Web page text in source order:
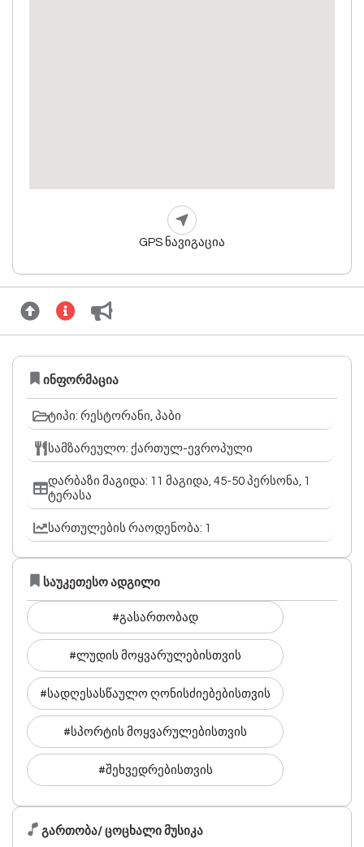
GPS ნავიგაცია
ინფორმაცია
ტიპი: რესტორანი, პაბი
სამზარეულო: ქართულ-ევროპული
დარბაზი მაგიდა: 11 მაგიდა, 45-50 პერსონა, 1
ტერასა
სართულების რაოდენობა: 1
საუკეთესო ადგილი
#გასართობად
#ლუდის მოყვარულებისთვის
#სადღესასწაულო ღონისძიებებისთვის
#სპორტის მოყვარულებისთვის
#შეხვედრებისთვის
გართობა/ ცოცხალი მუსიკა